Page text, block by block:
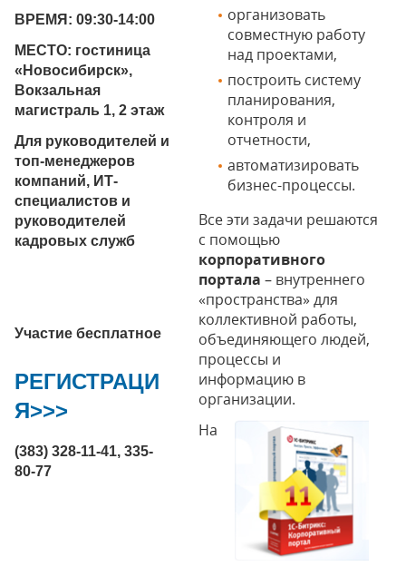
ВРЕМЯ: 09:30-14:00
МЕСТО: гостиница
«Новосибирск»,
Вокзальная
магистраль 1, 2 этаж
Для руководителей и
топ-менеджеров
компаний, ИТ-
специалистов и
руководителей
кадровых служб
Участие бесплатное
РЕГИСТРАЦИ
Я>>>
(383) 328-11-41, 335-
80-77
организовать
совместную работу
над проектами,
построить систему
планирования,
контроля и
отчетности,
автоматизировать
бизнес-процессы.
Все эти задачи решаются
с помощью
корпоративного
портала – внутреннего
«пространства» для
коллективной работы,
объединяющего людей,
процессы и
информацию в
организации.
На